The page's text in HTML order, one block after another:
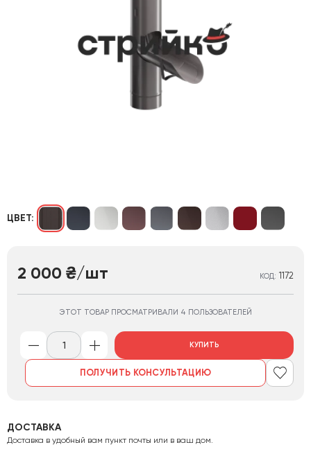
ЦВЕТ:
2 000 ₴/шт КОД: 1172
ЭТОТ ТОВАР ПРОСМАТРИВАЛИ 4 ПОЛЬЗОВАТЕЛЕЙ
КУПИТЬ
ПОЛУЧИТЬ КОНСУЛЬТАЦИЮ
ДОСТАВКА
Доставка в удобный вам пункт почты или в ваш дом.